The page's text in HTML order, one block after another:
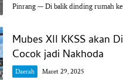
Pinrang — Di balik dinding rumah
Mubes XII KKSS akan
Cocok jadi Nakhoda
Daerah Maret 29, 2025